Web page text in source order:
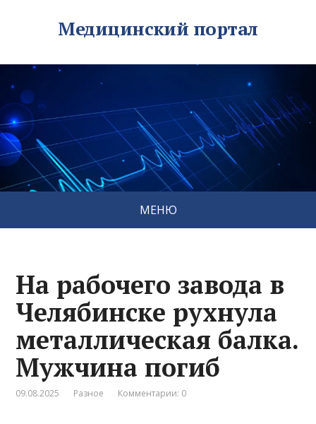
Медицинский портал
МЕНЮ
На рабочего завода в
Челябинске рухнула
металлическая балка.
Мужчина погиб
09.08.2025 Разное Комментарии: 0